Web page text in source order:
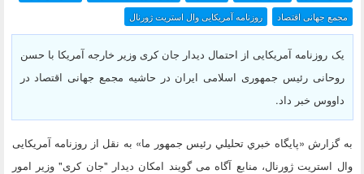
روزنامه آمریکایی وال استریت ژورنال
مجمع جهانی اقتصاد
یک روزنامه آمریکایی از احتمال دیدار جان کری وزیر خارجه آمریکا با حسن
روحانی رئیس جمهوری اسلامی ایران در حاشیه مجمع جهانی اقتصاد در
داووس خبر داد.
به گزارش «پايگاه خبري تحليلي رئيس جمهور ما» به نقل از روزنامه آمریکایی
وال استریت ژورنال، منابع آگاه می گویند امکان دیدار "جان کری" وزیر امور